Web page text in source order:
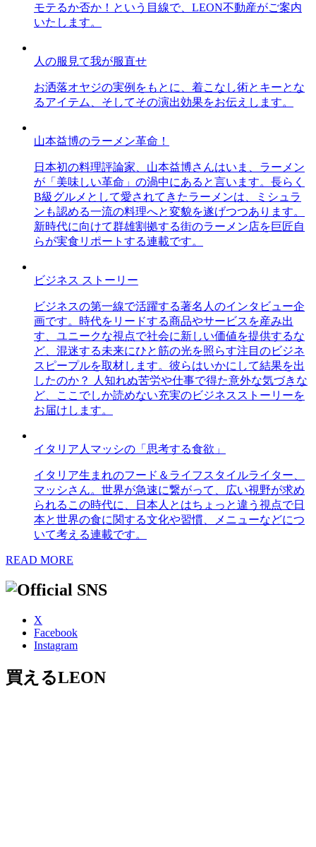
モテるか否か！という目線で、LEON不動産がご案内
いたします。
人の服見て我が服直せ
お洒落オヤジの実例をもとに、着こなし術とキーとな
るアイテム、そしてその演出効果をお伝えします。
山本益博のラーメン革命！
日本初の料理評論家、山本益博さんはいま、ラーメン
が「美味しい革命」の渦中にあると言います。長らく
B級グルメとして愛されてきたラーメンは、ミシュラ
ンも認める一流の料理へと変貌を遂げつつあります。
新時代に向けて群雄割拠する街のラーメン店を巨匠自
らが実食リポートする連載です。
ビジネス ストーリー
ビジネスの第一線で活躍する著名人のインタビュー企
画です。時代をリードする商品やサービスを産み出
す、ユニークな視点で社会に新しい価値を提供するな
ど、混迷する未来にひと筋の光を照らす注目のビジネ
スピープルを取材します。彼らはいかにして結果を出
したのか？ 人知れぬ苦労や仕事で得た意外な気づきな
ど、ここでしか読めない充実のビジネスストーリーを
お届けします。
イタリア人マッシの「思考する食欲」
イタリア生まれのフード＆ライフスタイルライター、
マッシさん。世界が急速に繋がって、広い視野が求め
られるこの時代に、日本人とはちょっと違う視点で日
本と世界の食に関する文化や習慣、メニューなどにつ
いて考える連載です。
READ MORE
X
Facebook
Instagram
買えるLEON